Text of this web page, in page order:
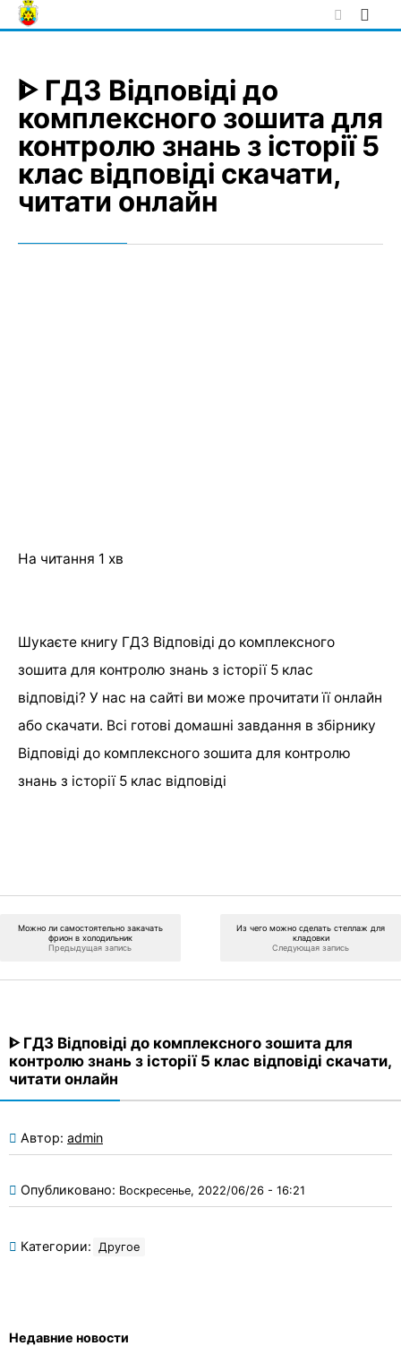
Skip
to
ᐈ ГДЗ Відповіді до
комплексного зошита для
контролю знань з історії 5
клас відповіді скачати,
читати онлайн
На читання 1 хв
Шукаєте книгу ГДЗ Відповіді до комплексного
зошита для контролю знань з історії 5 клас
відповіді? У нас на сайті ви може прочитати її онлайн
або скачати. Всі готові домашні завдання в збірнику
Відповіді до комплексного зошита для контролю
знань з історії 5 клас відповіді
Можно ли самостоятельно закачать
фрион в холодильник
Предыдущая запись
Из чего можно сделать стеллаж для
кладовки
Следующая запись
ᐈ ГДЗ Відповіді до комплексного зошита для
контролю знань з історії 5 клас відповіді скачати,
читати онлайн
Автор: admin
Опубликовано: Воскресенье, 2022/06/26 - 16:21
Категории: Другое
Недавние новости